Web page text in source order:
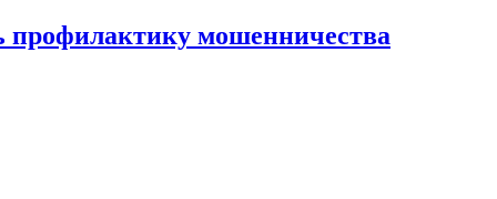
профилактику мошенничества